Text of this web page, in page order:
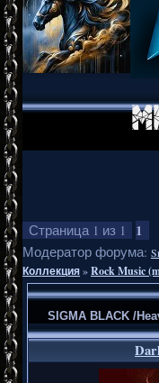
Страница 1 из 1 1
Модератор форума:
Коллекция»Rock Music
SIGMA BLACK /